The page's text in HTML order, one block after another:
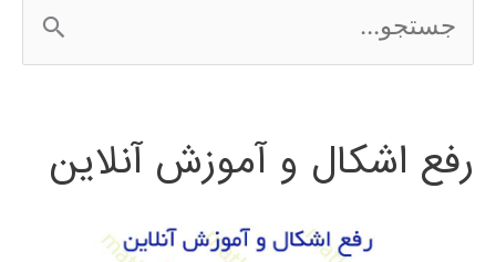
matlab
س
ج
رفع اشکال و آموزش آنلاین